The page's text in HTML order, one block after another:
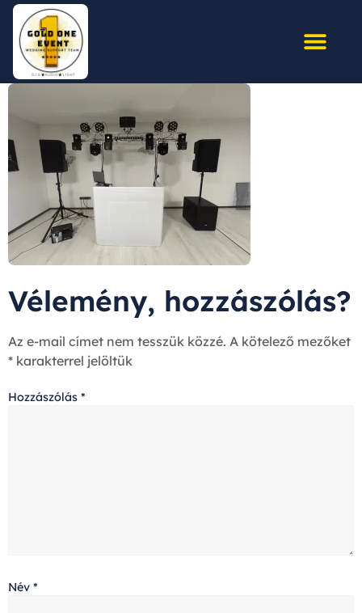
Vélemény, hozzászólás?
Az e-mail címet nem tesszük közzé. A kötelező mezőket
* karakterrel jelöltük
Hozzászólás *
Név *